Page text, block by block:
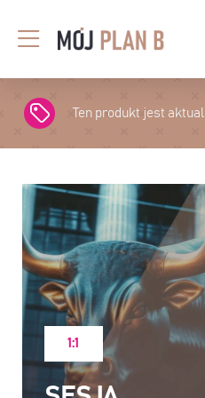
zawartości
Toggle
Navigation
O
Ten produkt jest
1:1